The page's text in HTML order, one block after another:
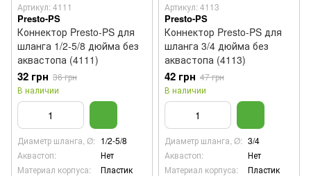
Артикул: 4111
Presto-PS
Коннектор Presto-PS для
шланга 1/2-5/8 дюйма без
аквастопа (4111)
32 грн 36 грн
В наличии
Диаметр шланга, Ø: 1/2-5/8
Аквастоп:
Нет
Материал корпуса:
Пластик
Артикул: 4113
Presto-PS
Коннектор Presto-PS для
шланга 3/4 дюйма без
аквастопа (4113)
42 грн 47 грн
В наличии
Диаметр шланга, Ø: 3/4
Аквастоп:
Нет
Материал корпуса:
Пластик